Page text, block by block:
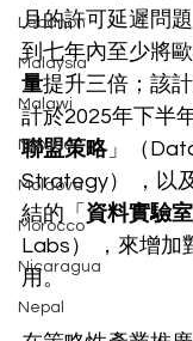
Lebanon
Malaysia
Malawi
Mexico
Moldova
Morocco
Nicaragua
Nepal
月的許可延遲問
到七年內至少將
量提升三倍；該
計於2025年下半
聯盟策略」（
Strategy） ，以
結的「 資料實驗室
Labs） ，來增加
用。